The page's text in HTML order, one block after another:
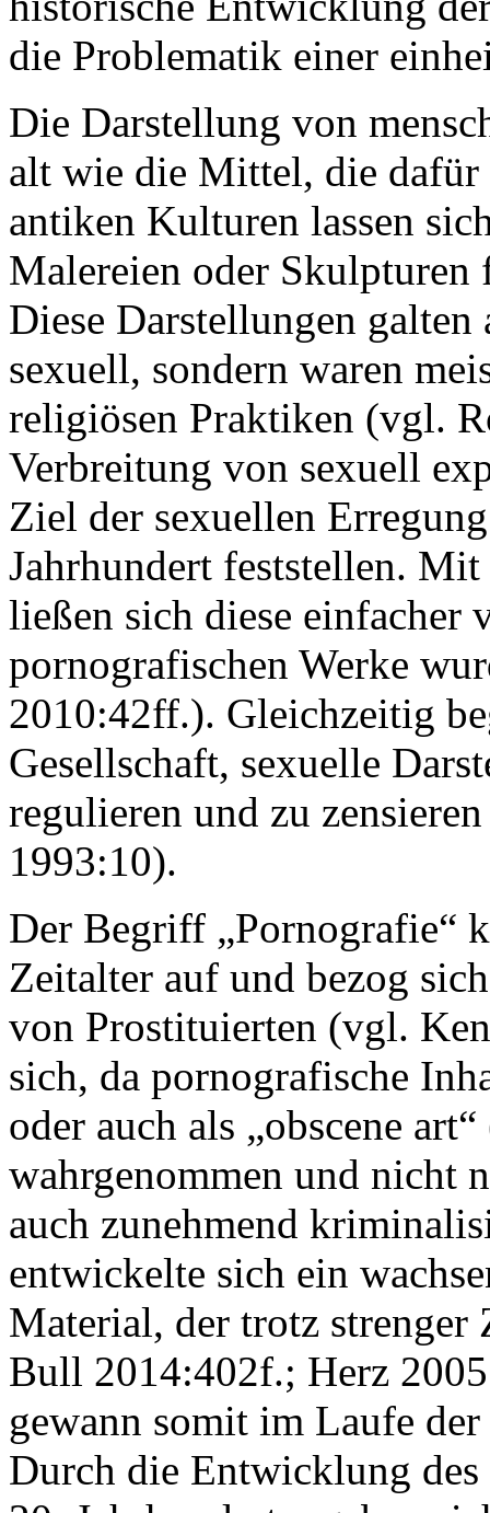
die Problematik einer
Die Darstellung von
alt wie die Mittel, die
antiken Kulturen lassen
Malereien oder
Diese Darstellungen
sexuell, sondern waren
religiösen Praktiken (vgl.
Verbreitung von sexuell
Ziel der sexuellen
Jahrhundert feststellen.
ließen sich diese einfacher
pornografischen Werke
2010:42ff.). Gleichzeitig
Gesellschaft, sexuelle
regulieren und zu
1993:10).
Der Begriff „Pornografie“
Zeitalter auf und bezog
von Prostituierten (vgl.
sich, da pornografische
oder auch als „obscene
wahrgenommen und nicht
auch zunehmend
entwickelte sich ein
Material, der trotz strenger
Bull 2014:402f.; Herz
gewann somit im Laufe
Durch die Entwicklung